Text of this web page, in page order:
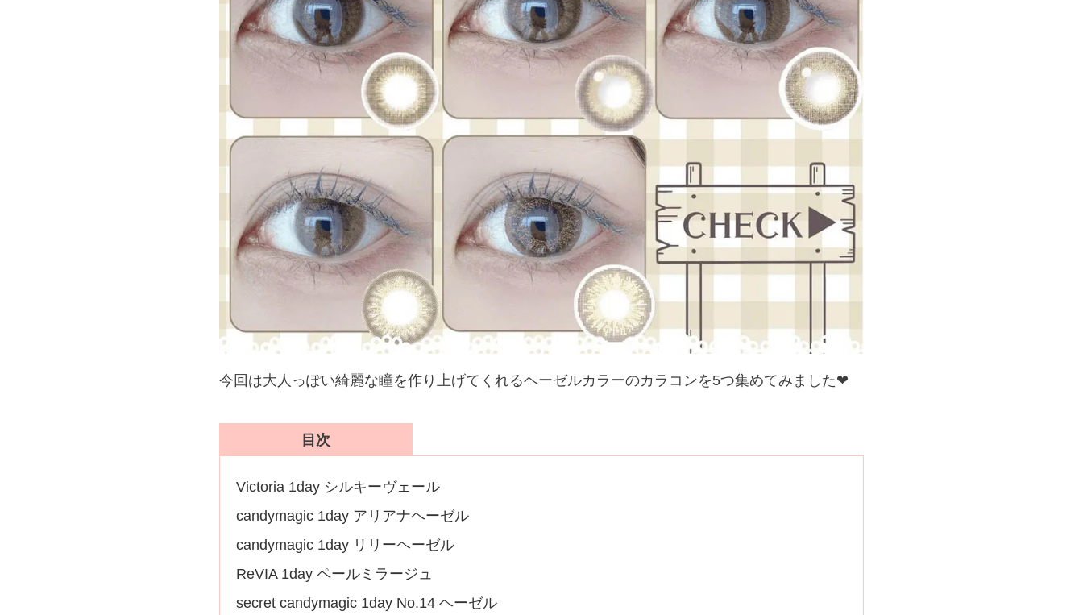
今回は大人っぽい綺麗な瞳を作り上げてくれるヘーゼルカラーのカラコンを5つ集めてみました❤︎
目次
Victoria 1day シルキーヴェール
candymagic 1day アリアナヘーゼル
candymagic 1day リリーヘーゼル
ReVIA 1day ペールミラージュ
secret candymagic 1day No.14 ヘーゼル